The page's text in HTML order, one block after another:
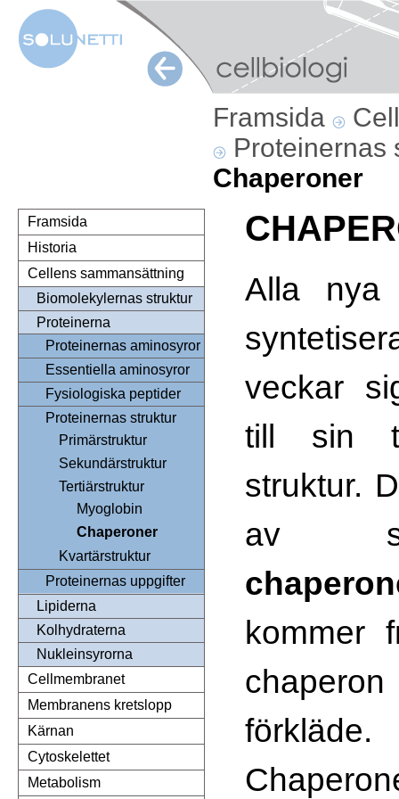
Framsida
Proteinernas
Chaperoner
Framsida
Historia
Cellens sammansättning
Biomolekylernas struktur
Proteinerna
Proteinernas aminosyror
Essentiella aminosyror
Fysiologiska peptider
Proteinernas struktur
Primärstruktur
Sekundärstruktur
Tertiärstruktur
Myoglobin
Chaperoner
Kvartärstruktur
Proteinernas uppgifter
Lipiderna
Kolhydraterna
Nukleinsyrorna
Cellmembranet
Membranens kretslopp
Kärnan
Cytoskelettet
Metabolism
Alla nya
veckar
till sin
struktur.
av
kommer
förkläde.